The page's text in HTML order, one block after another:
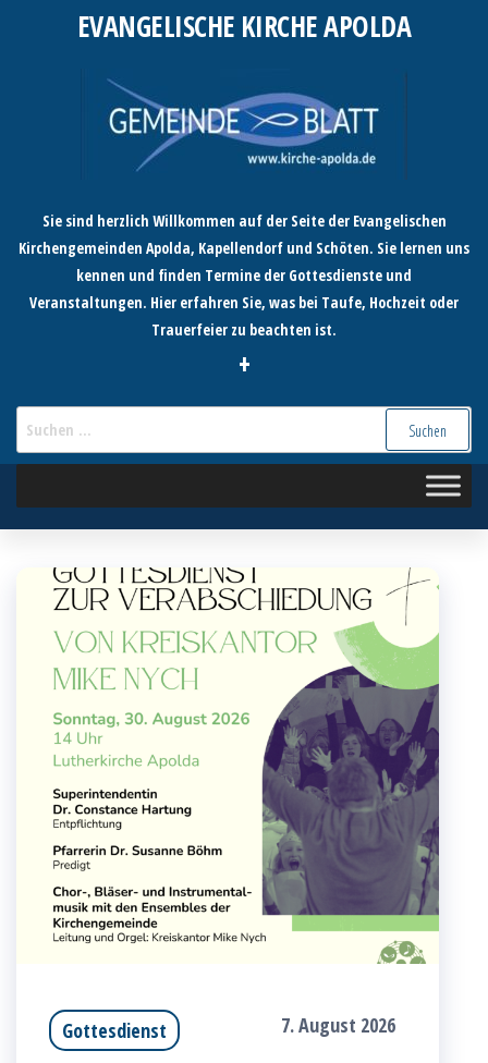
EVANGELISCHE KIRCHE APOLDA
Sie sind herzlich Willkommen auf der Seite der Evangelischen
Kirchengemeinden Apolda, Kapellendorf und Schöten. Sie lernen uns
kennen und finden Termine der Gottesdienste und
Veranstaltungen. Hier erfahren Sie, was bei Taufe, Hochzeit oder
Trauerfeier zu beachten ist.
+
Gottesdienst 7. August 2026